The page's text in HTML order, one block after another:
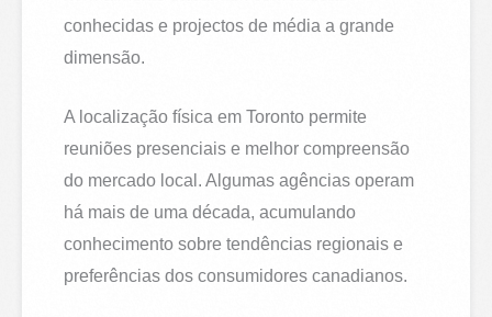
conhecidas e projectos de média a grande
dimensão.
A localização física em Toronto permite
reuniões presenciais e melhor compreensão
do mercado local. Algumas agências operam
há mais de uma década, acumulando
conhecimento sobre tendências regionais e
preferências dos consumidores canadianos.